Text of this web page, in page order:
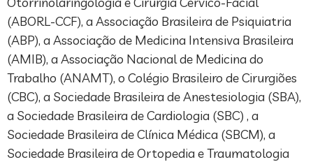
(ABORL-CCF), a Associação Brasileira de Psiquiatria
(ABP), a Associação de Medicina Intensiva Brasileira
(AMIB), a Associação Nacional de Medicina do
Trabalho (ANAMT), o Colégio Brasileiro de Cirurgiões
(CBC), a Sociedade Brasileira de Anestesiologia (SBA),
a Sociedade Brasileira de Cardiologia (SBC) , a
Sociedade Brasileira de Clínica Médica (SBCM), a
Sociedade Brasileira de Ortopedia e Traumatologia